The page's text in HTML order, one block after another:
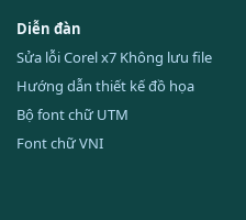
Diễn đàn
Sửa lỗi Corel x7 Không lưu file
Hướng dẫn thiết kế đồ họa
Bộ font chữ UTM
Font chữ VNI